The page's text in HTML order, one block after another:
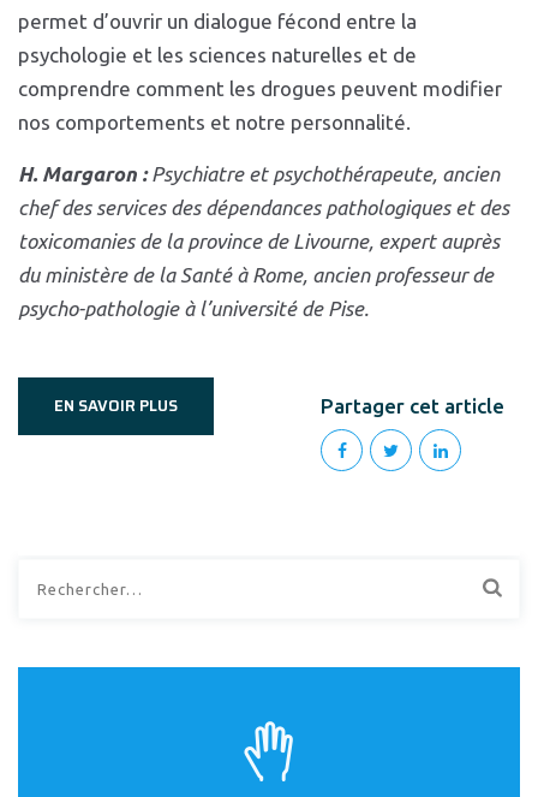
permet d’ouvrir un dialogue fécond entre la
psychologie et les sciences naturelles et de
comprendre comment les drogues peuvent modifier
nos comportements et notre personnalité.
H. Margaron :Psychiatre et psychothérapeute, ancien
chef des services des dépendances pathologiques et des
toxicomanies de la province de Livourne, expert auprès
du ministère de la Santé à Rome, ancien professeur de
psycho-pathologie à l’université de Pise.
EN SAVOIR PLUS Partager cet article